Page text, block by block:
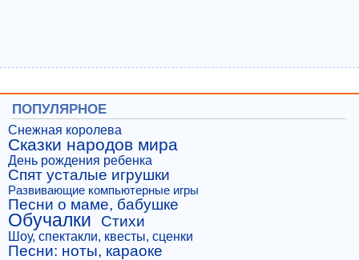
ПОПУЛЯРНОЕ
Снежная королева
Сказки народов мира
День рождения ребенка
Спят усталые игрушки
Развивающие компьютерные игры
Песни о маме, бабушке
Обучалки Стихи
Шоу, спектакли, квесты, сценки
Песни: ноты, караоке